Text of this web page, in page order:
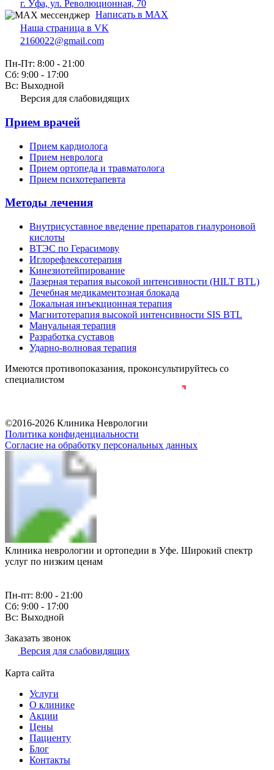
г. Уфа, ул. Революционная, 70
Написать в MAX
Наша страница в VK
2160022@gmail.com
Пн-Пт: 8:00 - 21:00
Сб: 9:00 - 17:00
Вс: Выходной
Версия для слабовидящих
Прием врачей
Прием кардиолога
Прием невролога
Прием ортопеда и травматолога
Прием психотерапевта
Методы лечения
Внутрисуставное введение препаратов гиалуроновой
кислоты
ВТЭС по Герасимову
Иглорефлексотерапия
Кинезиотейпирование
Лазерная терапия высокой интенсивности (HILT BTL)
Лечебная медикаментозная блокада
Локальная инъекционная терапия
Магнитотерапия высокой интенсивности SIS BTL
Мануальная терапия
Разработка суставов
Ударно-волновая терапия
Имеются противопоказания, проконсультируйтесь со
специалистом
©2016-2026 Клиника Неврологии
Политика конфиденциальности
Согласие на обработку персональных данных
Клиника неврологии и ортопедии в Уфе. Широкий спектр
услуг по низким ценам
Пн-пт: 8:00 - 21:00
Сб: 9:00 - 17:00
Вс: Выходной
Заказать звонок
Версия для слабовидящих
Карта сайта
Услуги
О клинике
Акции
Цены
Пациенту
Блог
Контакты